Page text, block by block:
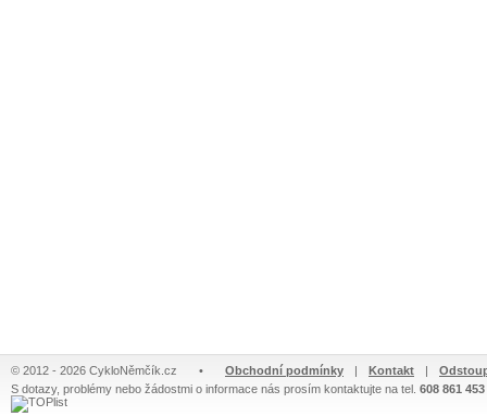
© 2012 - 2026 CykloNěmčík.cz • Obchodní podmínky | Kontakt |
S dotazy, problémy nebo žádostmi o informace nás prosím kontaktujte na tel. 608 861 453